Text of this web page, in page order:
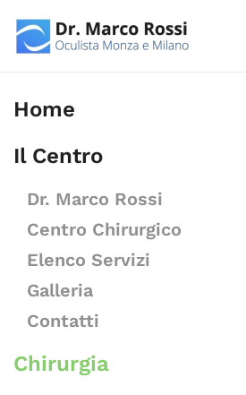
Skip to main content
Home
Il Centro
Dr. Marco Rossi
Centro Chirurgico
Elenco Servizi
Galleria
Contatti
Chirurgia